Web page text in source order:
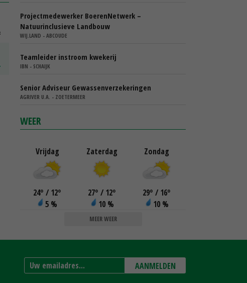
Projectmedewerker BoerenNetwerk –
Natuurinclusieve Landbouw
WIJ.LAND - ABCOUDE
Teamleider instroom kwekerij
IBN - SCHAIJK
Senior Adviseur Gewassenverzekeringen
AGRIVER U.A. - ZOETERMEER
WEER
Vrijdag
24° / 12°
5 %
Zaterdag
27° / 12°
10 %
Zondag
29° / 16°
10 %
MEER WEER
AANMELDEN